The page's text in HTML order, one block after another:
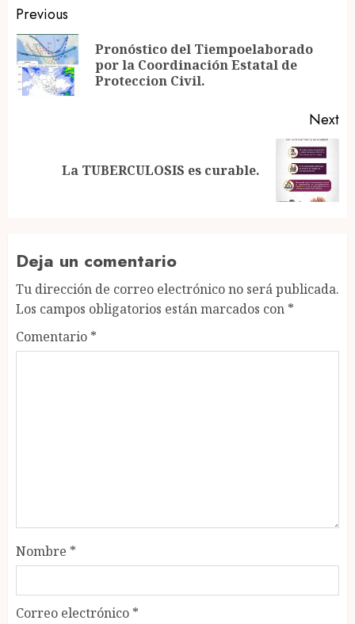
Post
navigation
Previous
Pronóstico del Tiempoelaborado
por la Coordinación Estatal de
Proteccion Civil.
Next
La TUBERCULOSIS es curable.
Deja un comentario
Tu dirección de correo electrónico no será publicada.
Los campos obligatorios están marcados con *
Comentario *
Nombre *
Correo electrónico *